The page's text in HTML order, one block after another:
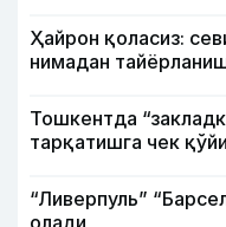
Ҳайрон қоласиз:
нимадан
Тошкентда
тарқатишга чек
“Ливерпуль”